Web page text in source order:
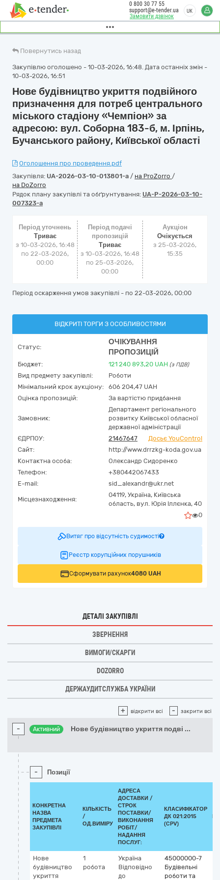
Замовити дзвінок
0 800 30 77 55
support@e-tender.ua
UK
Повернутись назад
Закупівлю оголошено - 10-03-2026, 16:48. Дата останніх змін -
10-03-2026, 16:51
Нове будівництво укриття подвійного
призначення для потреб центрального
міського стадіону «Чемпіон» за
адресою: вул. Соборна 183-б, м. Ірпінь,
Бучанського району, Київської області
Оголошення про проведення.pdf
Закупівля: UA-2026-03-10-013801-a / на ProZorro /
на DoZorro
Рядок плану закупівлі та обґрунтування: UA-P-2026-03-10-
007323-a
Період уточнень
Триває
з 10-03-2026, 16:48
по 22-03-2026,
00:00
Період подачі
пропозицій
Триває
з 10-03-2026, 16:48
по 25-03-2026,
00:00
Аукціон
Очікується
з25-03-2026,
15:35
Період оскарження умов закупівлі - по 22-03-2026, 00:00
ВІДКРИТІ ТОРГИ З ОСОБЛИВОСТЯМИ
Статус:
ОЧІКУВАННЯ
ПРОПОЗИЦІЙ
Бюджет: 121 240 893,20 UAH (з ПДВ)
Вид предмету закупівлі:
Роботи
Мінімальний крок аукціону:
606 204,47 UAH
Оцінка пропозицій:
За вартістю придбання
Замовник:
Департамент регіонального
розвитку Київської обласної
державної адміністрації
ЄДРПОУ:
21467647
Досьє YouControl
Сайт:
http://www.drrzkg-koda.gov.ua
Контактна особа:
Олександр Сидоренко
Телефон:
+380442067433
E-mail:
sid_alexandr@ukr.net
Місцезнаходження:
04119, Україна, Київська
область, вул. Юрія Іллєнка, 40
0
Витяг про відсутність судимості
Реєстр корупційних порушників
Сформувати рахунок4080 UAH
ДЕТАЛІ ЗАКУПІВЛІ
ЗВЕРНЕННЯ
ВИМОГИ/СКАРГИ
DOZORRO
ДЕРЖАУДИТСЛУЖБА УКРАЇНИ
+ відкрити всі - закрити всі
- Активний Нове будівництво укриття подві ...
- Позиції
КОНКРЕТНА
НАЗВА
ПРЕДМЕТА
ЗАКУПІВЛІ
КІЛЬКІСТЬ
/
ОД.ВИМІРУ
АДРЕСА
ДОСТАВКИ /
СТРОК
ПОСТАВКИ/
ВИКОНАННЯ
РОБІТ/
НАДАННЯ
ПОСЛУГ:
КЛАСИФІКАТОР
ДК 021:2015
(CPV)
Нове
будівництво
укриття
1
робота
Україна
Відповідно
до
45000000-7
Будівельні
роботи та